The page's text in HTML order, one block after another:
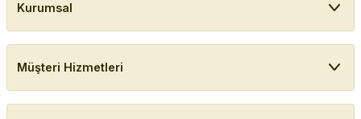
Kurumsal
Müşteri Hizmetleri